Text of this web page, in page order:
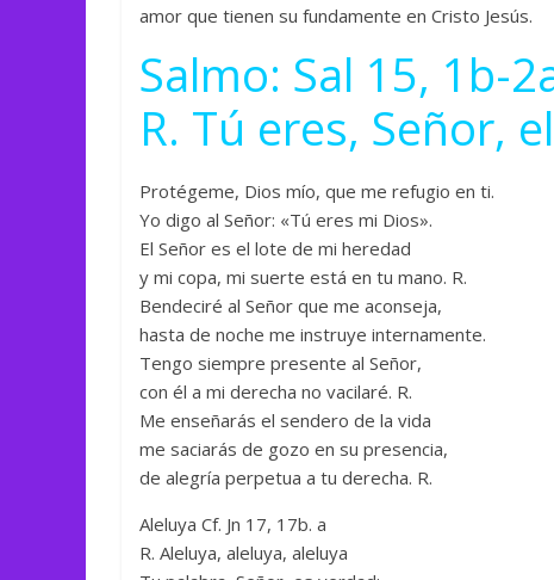
amor que tienen su fundamente en Cristo Jesús.
Salmo: Sal 15, 1b-
R. Tú eres, Señor,
Protégeme, Dios mío, que me refugio en ti.
Yo digo al Señor: «Tú eres mi Dios».
El Señor es el lote de mi heredad
y mi copa, mi suerte está en tu mano. R.
Bendeciré al Señor que me aconseja,
hasta de noche me instruye internamente.
Tengo siempre presente al Señor,
con él a mi derecha no vacilaré. R.
Me enseñarás el sendero de la vida
me saciarás de gozo en su presencia,
de alegría perpetua a tu derecha. R.
Aleluya Cf. Jn 17, 17b. a
R. Aleluya, aleluya, aleluya